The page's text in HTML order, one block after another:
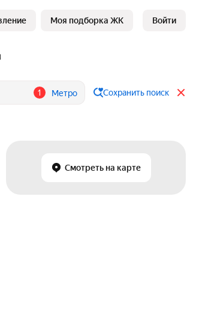
Моя подборка ЖК Войти
1 Метро Сохранить поиск
Смотреть на карте